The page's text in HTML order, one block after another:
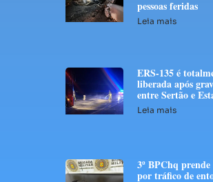
pessoas feridas
Leia mais
ERS-135 é
liberada após
entre Sertão e
Leia mais
3º BPChq
por tráfico de